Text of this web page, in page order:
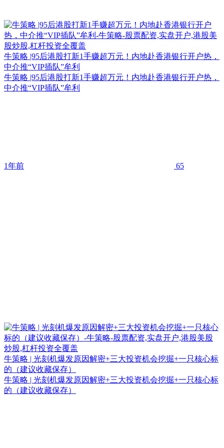
牛策略 |95后港股打新1手赚超万元！内地赴香港银行开户热，
中介推“VIP插队”牟利
牛策略 |95后港股打新1手赚超万元！内地赴香港银行开户热，
中介推“VIP插队”牟利
1年前 65
牛策略 | 光刻机爆发原因解密+三大投资机会挖掘+一只核心标
的（建议收藏保存）
牛策略 | 光刻机爆发原因解密+三大投资机会挖掘+一只核心标
的（建议收藏保存）